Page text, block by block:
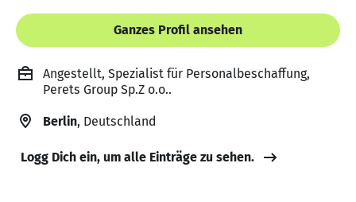
Ganzes Profil ansehen
Angestellt, Spezialist für Personalbeschaffung,
Perets Group Sp.Z o.o..
Berlin, Deutschland
Logg Dich ein, um alle Einträge zu sehen.